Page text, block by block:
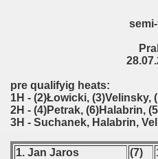
pre qualifyig heats:
1H - (2)Łowicki, (3)Velinsky,
2H - (4)Petrak, (6)Halabrin,
3H - Suchanek, Halabrin,
1. Jan Jaros (7)
- 2007
- 2008
- 2009